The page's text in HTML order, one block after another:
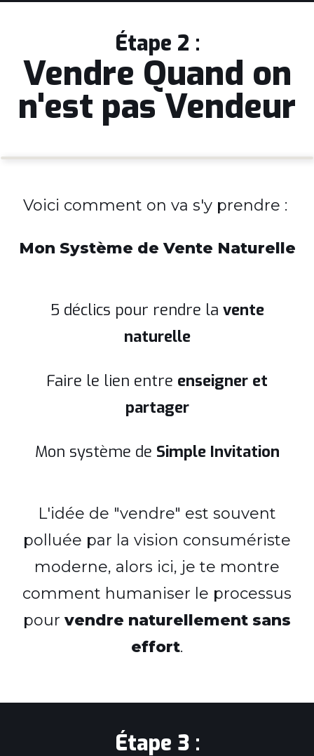
Étape 2 :
Vendre Quand on
n'est pas Vendeur
Voici comment on va s'y prendre :
Mon Système de Vente Naturelle
5 déclics pour rendre la vente
naturelle
Faire le lien entre enseigner et
partager
Mon système de Simple Invitation
L'idée de "vendre" est souvent
polluée par la vision consumériste
moderne, alors ici, je te montre
comment humaniser le processus
pour vendre naturellement sans
effort.
Étape 3 :